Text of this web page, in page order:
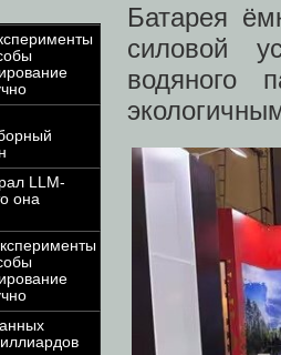
LLM-
она
Батарея
силовой
водяного